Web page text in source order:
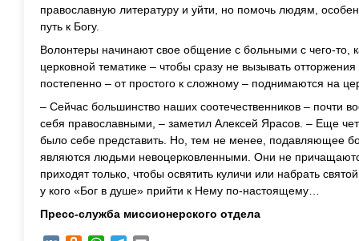
православную литературу и уйти, но помочь людям,
путь к Богу.
Волонтеры начинают свое общение с больными с чего-то,
церковной тематике – чтобы сразу не вызывать
постепенно – от простого к сложному – поднимаются на
– Сейчас большинство наших соотечественников – почти
себя православными, – заметил Алексей Ярасов. – Еще
было себе представить. Но, тем не менее, подавляющее
являются людьми невоцерковленными. Они не
приходят только, чтобы освятить куличи или набрать
у кого «Бог в душе» прийти к Нему по-настоящему…
Пресс-служба миссионерского отдела